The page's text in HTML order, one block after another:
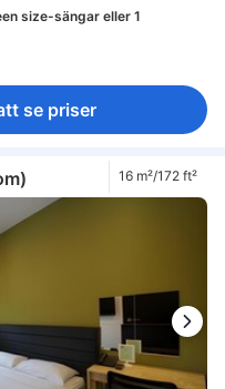
size-sängar eller 1
se priser
16 m²/172 ft²